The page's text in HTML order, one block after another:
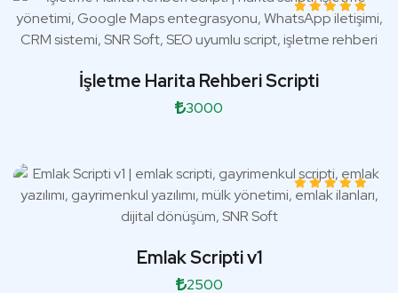
İşletme Harita Rehberi Scripti
3000
Emlak Scripti v1
2500